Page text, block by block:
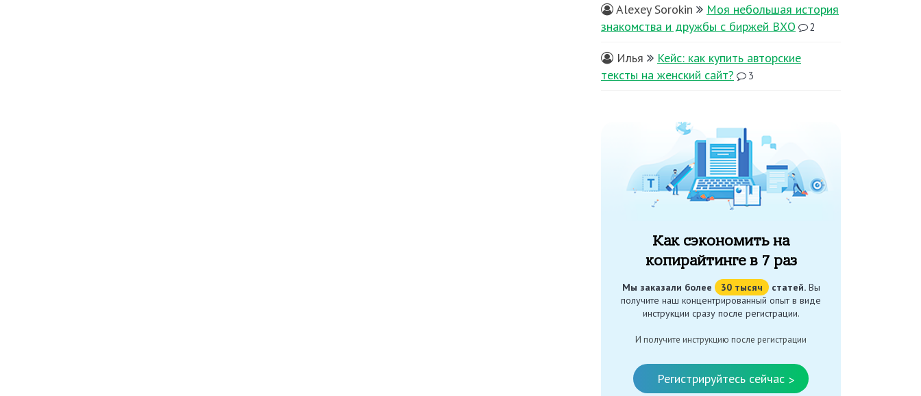
Alexey Sorokin
Моя небольшая история
знакомства и дружбы с биржей ВХО
2
Илья
Кейс: как купить авторские
тексты на женский сайт?
3
Как сэкономить на
копирайтинге в 7 раз
Мы заказали более 30 тысяч статей.Вы
получите наш концентрированный опыт в виде
инструкции сразу после регистрации.
И получите инструкцию после регистрации
Регистрируйтесь сейчас >